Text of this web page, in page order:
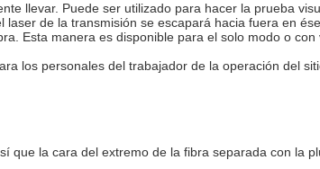
llevar. Puede ser utilizado para hacer la prueba
de la transmisión se escapará hacia fuera en ése
Esta manera es disponible para el solo modo o
los personales del trabajador de la operación del
que la cara del extremo de la fibra separada con la